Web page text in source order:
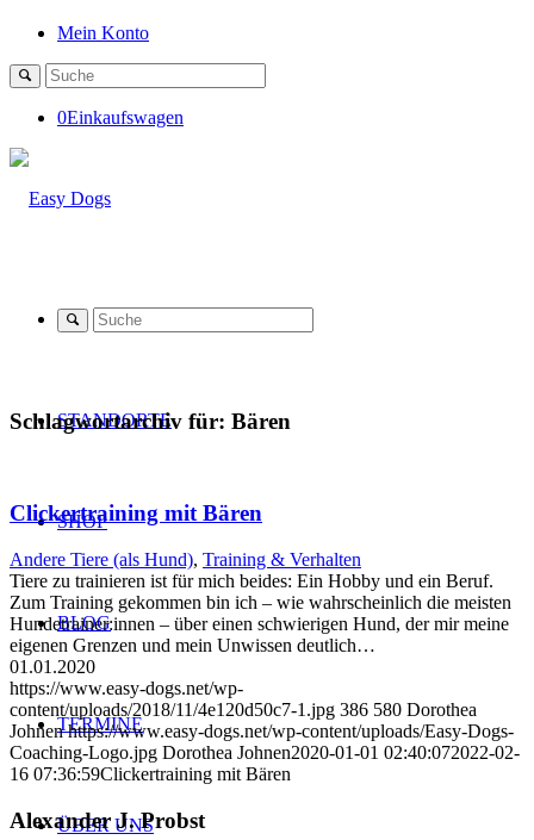
Mein Konto
0Einkaufswagen
STANDORTE
SHOP
BLOG
TERMINE
ÜBER UNS
Schlagwortarchiv für: Bären
Clickertraining mit Bären
Andere Tiere (als Hund), Training & Verhalten
Tiere zu trainieren ist für mich beides: Ein Hobby und ein Beruf.
Zum Training gekommen bin ich – wie wahrscheinlich die meisten
Hundetrainer:innen – über einen schwierigen Hund, der mir meine
eigenen Grenzen und mein Unwissen deutlich…
01.01.2020
https://www.easy-dogs.net/wp-
content/uploads/2018/11/4e120d50c7-1.jpg 386 580 Dorothea
Johnen https://www.easy-dogs.net/wp-content/uploads/Easy-Dogs-
Coaching-Logo.jpg Dorothea Johnen2020-01-01 02:40:072022-02-
16 07:36:59Clickertraining mit Bären
Alexander J. Probst